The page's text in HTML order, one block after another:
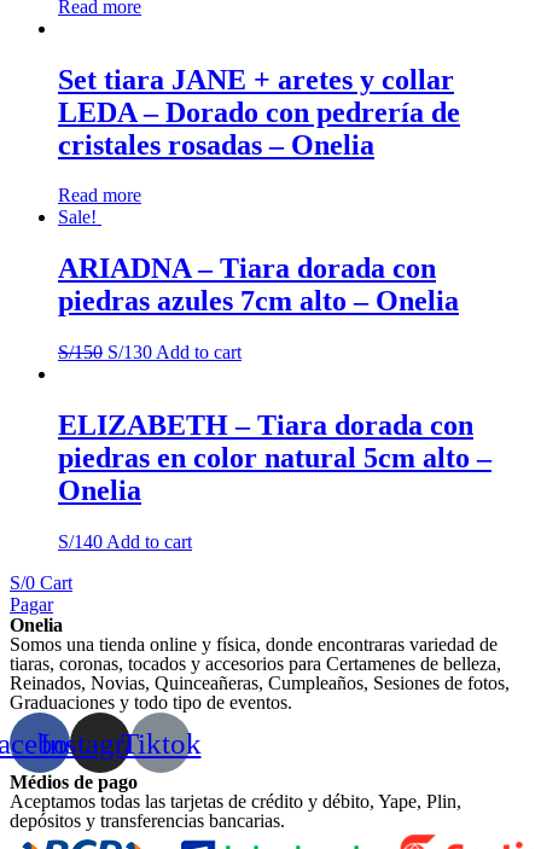
Read more
Set tiara JANE + aretes y collar
LEDA – Dorado con pedrería de
cristales rosadas – Onelia
Read more
Sale!
ARIADNA – Tiara dorada con
piedras azules 7cm alto – Onelia
S/150 S/130 Add to cart
ELIZABETH – Tiara dorada con
piedras en color natural 5cm alto –
Onelia
S/140 Add to cart
S/0 Cart
Pagar
Onelia
Somos una tienda online y física, donde encontraras variedad de
tiaras, coronas, tocados y accesorios para Certamenes de belleza,
Reinados, Novias, Quinceañeras, Cumpleaños, Sesiones de fotos,
Graduaciones y todo tipo de eventos.
InstagramTiktok
Médios de pago
Aceptamos todas las tarjetas de crédito y débito, Yape, Plin,
depósitos y transferencias bancarias.